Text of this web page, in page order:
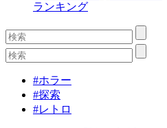
ランキング
#ホラー
#探索
#レトロ